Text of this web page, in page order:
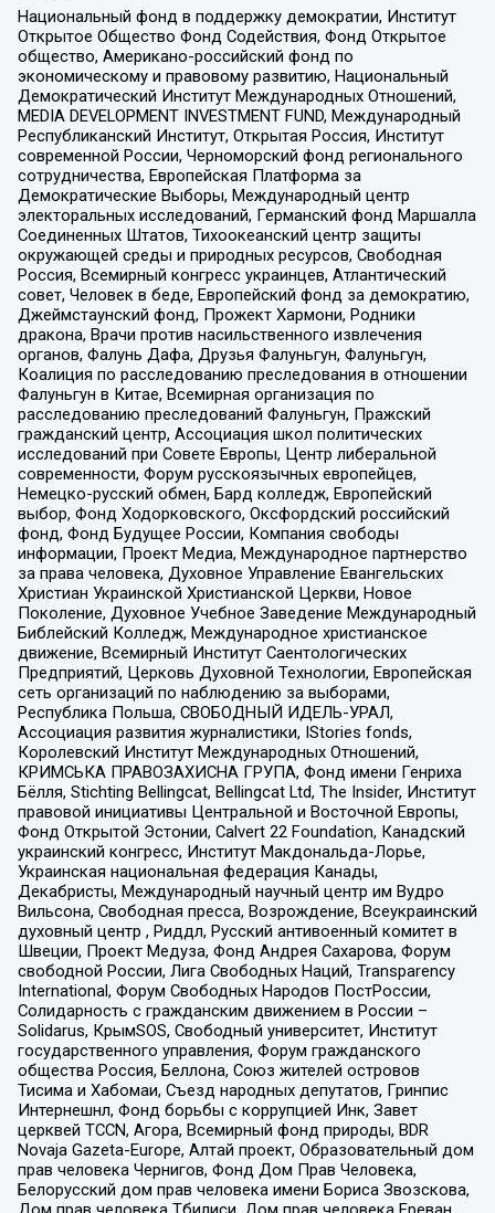
Национальный фонд в поддержку демократии, Институт
Открытое Общество Фонд Содействия, Фонд Открытое
общество, Американо-российский фонд по
экономическому и правовому развитию, Национальный
Демократический Институт Международных Отношений,
MEDIA DEVELOPMENT INVESTMENT FUND, Международный
Республиканский Институт, Открытая Россия, Институт
современной России, Черноморский фонд регионального
сотрудничества, Европейская Платформа за
Демократические Выборы, Международный центр
электоральных исследований, Германский фонд Маршалла
Соединенных Штатов, Тихоокеанский центр защиты
окружающей среды и природных ресурсов, Свободная
Россия, Всемирный конгресс украинцев, Атлантический
совет, Человек в беде, Европейский фонд за демократию,
Джеймстаунский фонд, Прожект Хармони, Родники
дракона, Врачи против насильственного извлечения
органов, Фалунь Дафа, Друзья Фалуньгун, Фалуньгун,
Коалиция по расследованию преследования в отношении
Фалуньгун в Китае, Всемирная организация по
расследованию преследований Фалуньгун, Пражский
гражданский центр, Ассоциация школ политических
исследований при Совете Европы, Центр либеральной
современности, Форум русскоязычных европейцев,
Немецко-русский обмен, Бард колледж, Европейский
выбор, Фонд Ходорковского, Оксфордский российский
фонд, Фонд Будущее России, Компания свободы
информации, Проект Медиа, Международное партнерство
за права человека, Духовное Управление Евангельских
Христиан Украинской Христианской Церкви, Новое
Поколение, Духовное Учебное Заведение Международный
Библейский Колледж, Международное христианское
движение, Всемирный Институт Саентологических
Предприятий, Церковь Духовной Технологии, Европейская
сеть организаций по наблюдению за выборами,
Республика Польша, СВОБОДНЫЙ ИДЕЛЬ-УРАЛ,
Ассоциация развития журналистики, IStories fonds,
Королевский Институт Международных Отношений,
КРИМСЬКА ПРАВОЗАХИСНА ГРУПА, Фонд имени Генриха
Бёлля, Stichting Bellingcat, Bellingcat Ltd, The Insider, Институт
правовой инициативы Центральной и Восточной Европы,
Фонд Открытой Эстонии, Calvert 22 Foundation, Канадский
украинский конгресс, Институт Макдональда-Лорье,
Украинская национальная федерация Канады,
Декабристы, Международный научный центр им Вудро
Вильсона, Свободная пресса, Возрождение, Всеукраинский
духовный центр , Риддл, Русский антивоенный комитет в
Швеции, Проект Медуза, Фонд Андрея Сахарова, Форум
свободной России, Лига Свободных Наций, Transparеncy
International, Форум Свободных Народов ПостРоссии,
Солидарность с гражданским движением в России –
Solidarus, КрымSOS, Свободный университет, Институт
государственного управления, Форум гражданского
общества Россия, Беллона, Союз жителей островов
Тисима и Хабомаи, Съезд народных депутатов, Гринпис
Интернешнл, Фонд борьбы с коррупцией Инк, Завет
церквей TCCN, Агора, Всемирный фонд природы, BDR
Novaja Gazeta-Europe, Алтай проект, Образовательный дом
прав человека Чернигов, Фонд Дом Прав Человека,
Белорусский дом прав человека имени Бориса Звозскова,